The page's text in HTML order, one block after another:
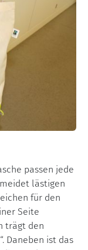
passen jede
lästigen
für den
Seite
trägt den
Daneben ist das